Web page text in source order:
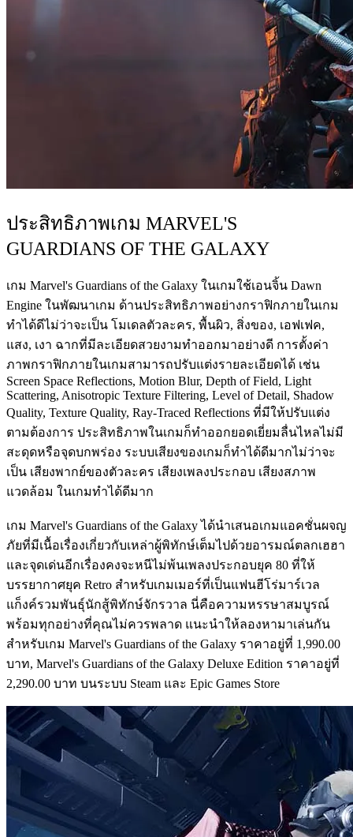
ประสิทธิภาพเกม MARVEL'S
GUARDIANS OF THE GALAXY
เกม Marvel's Guardians of the Galaxy ในเกมใช้เอนจิ้น Dawn
Engine ในพัฒนาเกม ด้านประสิทธิภาพอย่างกราฟิกภายในเกม
ทำได้ดีไม่ว่าจะเป็น โมเดลตัวละคร, พื้นผิว, สิ่งของ, เอฟเฟค,
แสง, เงา ฉากที่มีละเอียดสวยงามทำออกมาอย่างดี การตั้งค่า
ภาพกราฟิกภายในเกมสามารถปรับแต่งรายละเอียดได้ เช่น
Screen Space Reflections, Motion Blur, Depth of Field, Light
Scattering, Anisotropic Texture Filtering, Level of Detail, Shadow
Quality, Texture Quality, Ray-Traced Reflections ที่มีให้ปรับแต่ง
ตามต้องการ ประสิทธิภาพในเกมก็ทำออกยอดเยี่ยมลื่นไหลไม่มี
สะดุดหรือจุดบกพร่อง ระบบเสียงของเกมก็ทำได้ดีมากไม่ว่าจะ
เป็น เสียงพากย์ของตัวละคร เสียงเพลงประกอบ เสียงสภาพ
แวดล้อม ในเกมทำได้ดีมาก
เกม Marvel's Guardians of the Galaxy ได้นำเสนอเกมแอคชั่นผจญ
ภัยที่มีเนื้อเรื่องเกี่ยวกับเหล่าผู้พิทักษ์เต็มไปด้วยอารมณ์ตลกเฮฮา
และจุดเด่นอีกเรื่องคงจะหนีไม่พ้นเพลงประกอบยุค 80 ที่ให้
บรรยากาศยุค Retro สำหรับเกมเมอร์ที่เป็นแฟนฮีโร่มาร์เวล
แก็งค์รวมพันธุ์นักสู้พิทักษ์จักรวาล นี่คือความหรรษาสมบูรณ์
พร้อมทุกอย่างที่คุณไม่ควรพลาด แนะนำให้ลองหามาเล่นกัน
สำหรับเกม Marvel's Guardians of the Galaxy ราคาอยู่ที่ 1,990.00
บาท, Marvel's Guardians of the Galaxy Deluxe Edition ราคาอยู่ที่
2,290.00 บาท บนระบบ Steam และ Epic Games Store